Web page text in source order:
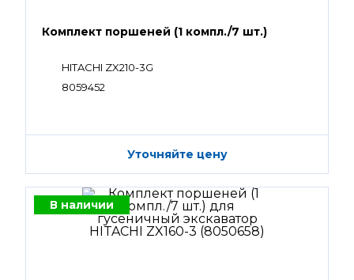
Комплект поршеней (1 компл./7 шт.)
HITACHI ZX210-3G
8059452
Уточняйте цену
В наличии